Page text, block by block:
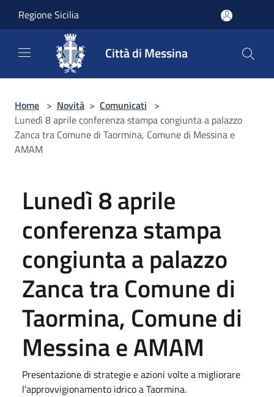
Regione Sicilia
Città di Messina
Home > Novità > Comunicati >
Lunedì 8 aprile conferenza stampa congiunta a palazzo
Zanca tra Comune di Taormina, Comune di Messina e
AMAM
Lunedì 8 aprile
conferenza stampa
congiunta a palazzo
Zanca tra Comune di
Taormina, Comune di
Messina e AMAM
Presentazione di strategie e azioni volte a migliorare
l'approvvigionamento idrico a Taormina.